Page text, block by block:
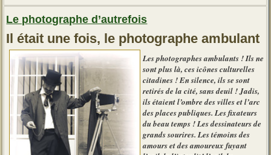
remèdes
d’antan
–
l’Ail
suite
:
Comment
fonctionne
? »
Le photographe d’autrefois
Il était une fois, le photographe ambulant
Les photographes ambulants ! Ils ne
sont plus là, ces icônes culturelles
citadines ! En silence, ils se sont
retirés de la cité, sans deuil ! Jadis,
ils étaient l’ombre des villes et l’arc
des places publiques. Les fixateurs
du beau temps ! Les dessinateurs de
grands sourires. Les témoins des
amours et des amoureux fuyant